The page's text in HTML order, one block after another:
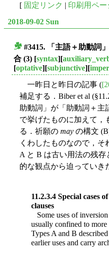
[ 固定リンク | 印刷用ペー
2018-09-02 Sun
#3415. 「主語＋助動詞
合 (3) [syntax][
[optative][subjunctive][
一昨日と昨日の記事 (
補足する．Biber et al
助動詞」が「助動詞＋主
で挙げたものに加えて，
る．祈願の may の構文
くわしたものなので，そ
A と B は古い用法の残
的な観点から迫っていき
11.2.3.4 Special cases
clauses
Some uses of
usually confined to
Types A and B
earlier uses and carry